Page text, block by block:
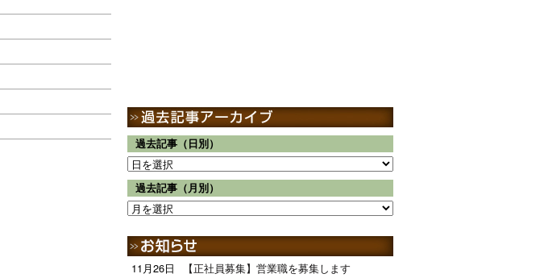
過去記事（日別）
過去記事（月別）
11月26日 【正社員募集】営業職を募集します